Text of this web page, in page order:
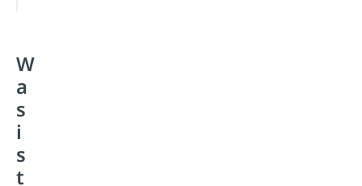
W
a
s
i
s
t